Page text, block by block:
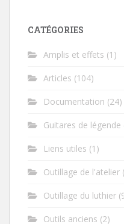
CATÉGORIES
Amplis et effets (1)
Articles (104)
Documentation (24)
Guitares de légende
Liens utiles (1)
Outillage de l'atelier
Outillage du luthier
Outils anciens (2)